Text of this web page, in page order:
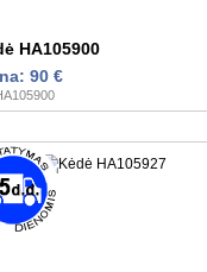
HA105900
90 €